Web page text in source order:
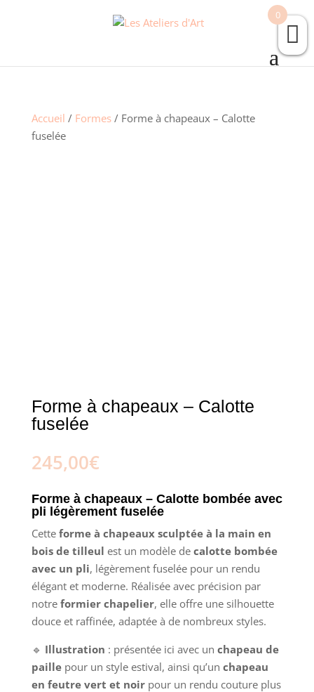
Accueil / Formes/ Forme à chapeaux – Calotte
fuselée
Forme à chapeaux – Calotte
fuselée
245,00€
Forme à chapeaux – Calotte bombée avec
pli légèrement fuselée
Cette forme à chapeaux sculptée à la main en
bois de tilleul est un modèle de calotte bombée
avec un pli, légèrement fuselée pour un rendu
élégant et moderne. Réalisée avec précision par
notre formier chapelier, elle offre une silhouette
douce et raffinée, adaptée à de nombreux styles.
🔹 Illustration : présentée ici avec un chapeau de
paillepour un style estival, ainsi qu’un chapeau
en feutre vert et noirpour un rendu couture plus
0